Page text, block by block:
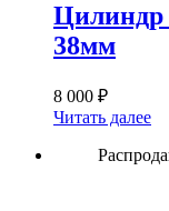
Цилиндр
38мм
8 000 ₽
Читать далее